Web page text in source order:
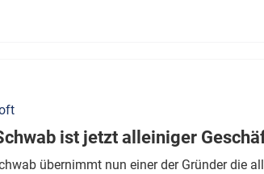
ist jetzt alleiniger
übernimmt nun einer der Gründer die